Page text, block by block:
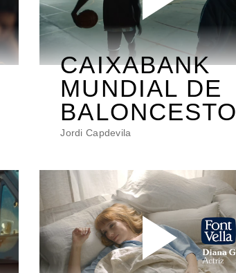
CAIXABANK
MUNDIAL DE
BALONCESTO
Jordi Capdevila